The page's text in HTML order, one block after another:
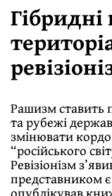
Рашизм ставить
та рубежі
змінювати
“російського
Ревізіонізм
представником